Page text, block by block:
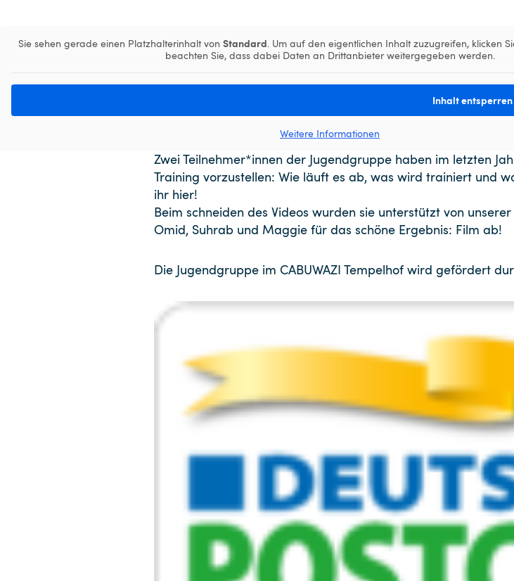
Sie sehen gerade einen Platzhalterinhalt von Standard. Um auf den eigentlichen Inhalt zuzugreifen, klicken
beachten Sie, dass dabei Daten an Drittanbieter weitergegeben werden.
Inhalt entsperren
Weitere Informationen
Zwei Teilnehmer*innen der Jugendgruppe haben im letzten
Training vorzustellen: Wie läuft es ab, was wird trainiert und
ihr hier!
Beim schneiden des Videos wurden sie unterstützt von
Omid, Suhrab und Maggie für das schöne Ergebnis: Film ab!
Die Jugendgruppe im CABUWAZI Tempelhof wird gefördert